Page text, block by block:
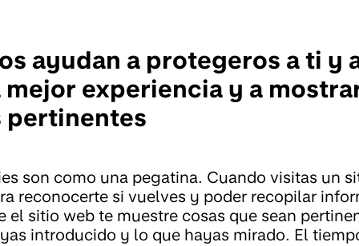
ayudan a protegeros a ti y
experiencia y a
pertinentes
son como una pegatina. Cuando visitas un
reconocerte si vuelves y poder recopilar
el sitio web te muestre cosas que sean
introducido y lo que hayas mirado. El